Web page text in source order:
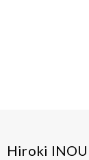
Hiroki